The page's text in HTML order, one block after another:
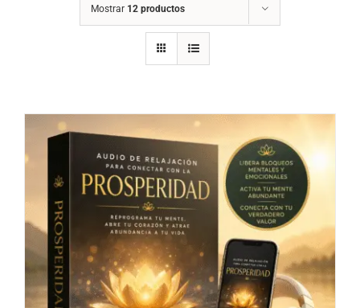
Mostrar 12 productos